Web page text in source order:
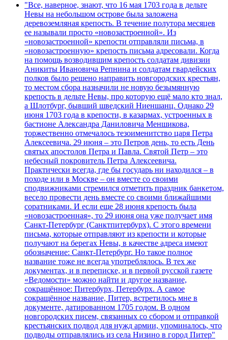
"Все, наверное, знают, что 16 мая 1703 года в дельте
Невы на небольшом острове была заложена
деревоземляная крепость. В течение полутора месяцев
ее называли просто «новозастроенной». Из
«новозастроенной» крепости отправляли письма, в
«новозастроенную» крепость письма адресовали. Когда
на помощь возводившим крепость солдатам дивизии
Аникиты Ивановича Репнина и солдатам гвардейских
полков было решено направить новгородских крестьян,
то местом сбора назначили не новую безымянную
крепость в дельте Невы, про которую ещё мало кто знал,
а Шлотбург, бывший шведский Ниеншанц. Однако 29
июня 1703 года в крепости, в казармах, устроенных в
бастионе Александра Даниловича Меншикова,
торжественно отмечалось тезоименитство царя Петра
Алексеевича. 29 июня – это Петров день, то есть День
святых апостолов Петра и Павла. Святой Петр – это
небесный покровитель Петра Алексеевича.
Практически всегда, где бы государь ни находился – в
походе или в Москве – он вместе со своими
сподвижниками стремился отметить праздник банкетом,
весело провести день вместе со своими ближайшими
соратниками. И если еще 28 июня крепость была
«новозастроенная», то 29 июня она уже получает имя
Санкт-Петербург (Санктпитербурх). С этого времени
письма, которые отправляют из крепости и которые
получают на берегах Невы, в качестве адреса имеют
обозначение: Санкт-Петербург. Но такое полное
название тоже не всегда употреблялось. В тех же
документах, и в переписке, и в первой русской газете
«Ведомости» можно найти и другое название,
сокращённое: Питербурх, Петербурх. А самое
сокращённое название, Питер, встретилось мне в
документе, датированном 1705 годом. В одном
новгородских писем, связанных со сбором и отправкой
крестьянских подвод для нужд армии, упоминалось, что
подводы отправлялись из села Низино в город Питер"